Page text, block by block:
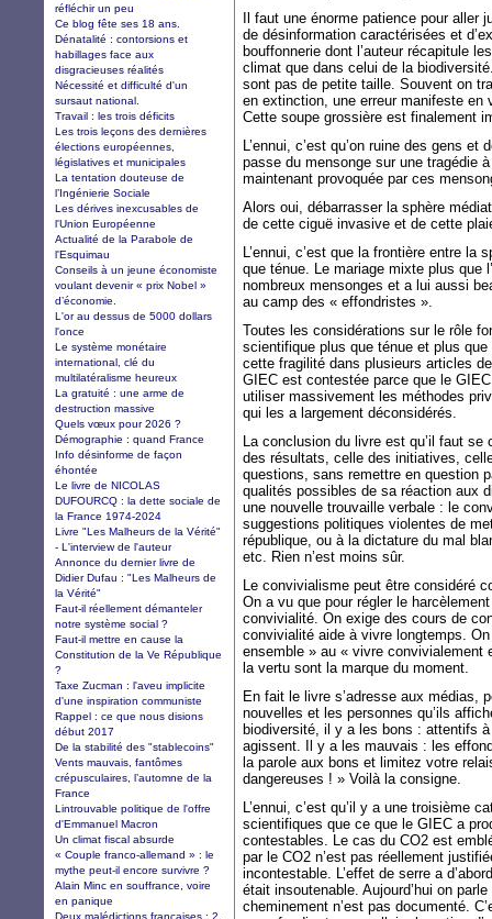
Il faut une énorme patience pour aller
de désinformation caractérisées et
bouffonnerie dont l’auteur récapitule
climat que dans celui de la
sont pas de petite taille. Souvent on
en extinction, une erreur manifeste
Cette soupe grossière est finalement
L’ennui, c’est qu’on ruine des gens
passe du mensonge sur une tragédie
maintenant provoquée par ces
Alors oui, débarrasser la sphère
de cette ciguë invasive et de cette
L’ennui, c’est que la frontière entre
que ténue. Le mariage mixte plus que
nombreux mensonges et a lui aussi
au camp des « effondristes ».
Toutes les considérations sur le rôle
scientifique plus que ténue et plus
cette fragilité dans plusieurs articles
GIEC est contestée parce que le
utiliser massivement les méthodes
qui les a largement déconsidérés.
La conclusion du livre est qu’il faut
des résultats, celle des initiatives,
questions, sans remettre en question
qualités possibles de sa réaction aux
une nouvelle trouvaille verbale : le
suggestions politiques violentes de
république, ou à la dictature du mal
etc. Rien n’est moins sûr.
Le convivialisme peut être considéré
On a vu que pour régler le
convivialité. On exige des cours de
convivialité aide à vivre longtemps.
ensemble » au « vivre convivialement
la vertu sont la marque du moment.
En fait le livre s’adresse aux médias,
nouvelles et les personnes qu’ils
biodiversité, il y a les bons : attentifs
agissent. Il y a les mauvais : les
la parole aux bons et limitez votre
dangereuses ! » Voilà la consigne.
L’ennui, c’est qu’il y a une troisième
scientifiques que ce que le GIEC a
contestables. Le cas du CO2 est
par le CO2 n’est pas réellement
incontestable. L’effet de serre a
était insoutenable. Aujourd’hui on
cheminement n’est pas documenté.
réfléchir un peu
Ce blog fête ses 18 ans.
Dénatalité : contorsions et
habillages face aux
disgracieuses réalités
Nécessité et difficulté d'un
sursaut national.
Travail : les trois déficits
Les trois leçons des dernières
élections européennes,
législatives et municipales
La tentation douteuse de
l’Ingénierie Sociale
Les dérives inexcusables de
l'Union Européenne
Actualité de la Parabole de
l'Esquimau
Conseils à un jeune économiste
voulant devenir « prix Nobel »
d’économie.
L'or au dessus de 5000 dollars
l'once
Le système monétaire
international, clé du
multilatéralisme heureux
La gratuité : une arme de
destruction massive
Quels vœux pour 2026 ?
Démographie : quand France
Info désinforme de façon
éhontée
Le livre de NICOLAS
DUFOURCQ : la dette sociale de
la France 1974-2024
Livre "Les Malheurs de la Vérité"
- L'interview de l'auteur
Annonce du dernier livre de
Didier Dufau : "Les Malheurs de
la Vérité"
Faut-il réellement démanteler
notre système social ?
Faut-il mettre en cause la
Constitution de la Ve République
?
Taxe Zucman : l'aveu implicite
d'une inspiration communiste
Rappel : ce que nous disions
début 2017
De la stabilité des "stablecoins"
Vents mauvais, fantômes
crépusculaires, l’automne de la
France
Lintrouvable politique de l'offre
d'Emmanuel Macron
Un climat fiscal absurde
« Couple franco-allemand » : le
mythe peut-il encore survivre ?
Alain Minc en souffrance, voire
en panique
Deux malédictions françaises : 2.